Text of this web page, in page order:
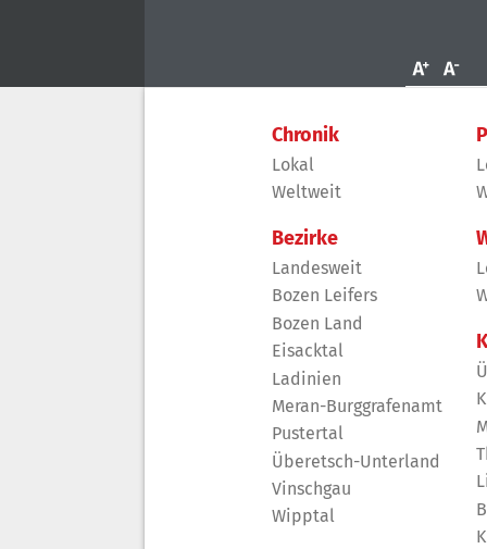
Chronik
Lokal
Weltweit
Bezirke
Landesweit
Bozen Leifers
Bozen Land
Eisacktal
Ladinien
Meran-Burggrafenamt
Pustertal
Überetsch-Unterland
Vinschgau
Wipptal